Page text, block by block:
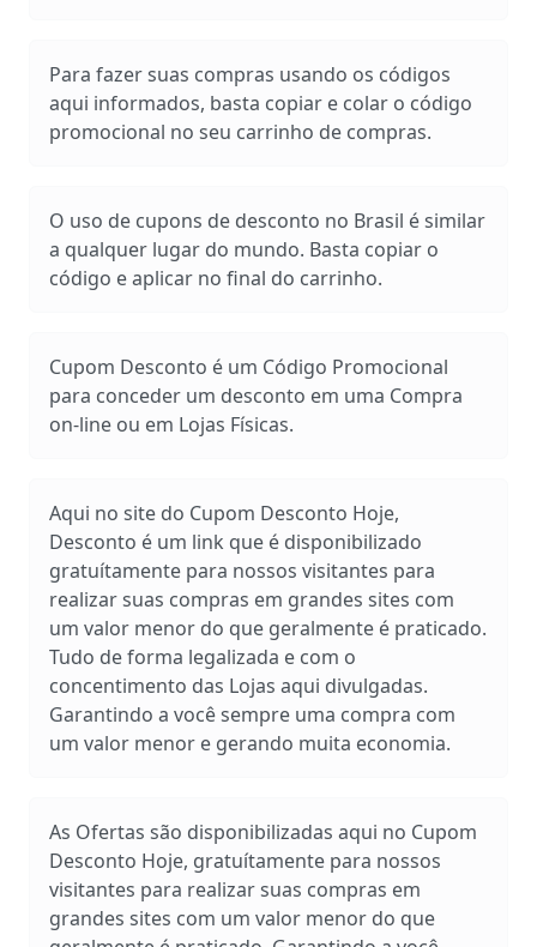
Para fazer suas compras usando os códigos
aqui informados, basta copiar e colar o código
promocional no seu carrinho de compras.
O uso de cupons de desconto no Brasil é similar
a qualquer lugar do mundo. Basta copiar o
código e aplicar no final do carrinho.
Cupom Desconto é um Código Promocional
para conceder um desconto em uma Compra
on-line ou em Lojas Físicas.
Aqui no site do Cupom Desconto Hoje,
Desconto é um link que é disponibilizado
gratuítamente para nossos visitantes para
realizar suas compras em grandes sites com
um valor menor do que geralmente é praticado.
Tudo de forma legalizada e com o
concentimento das Lojas aqui divulgadas.
Garantindo a você sempre uma compra com
um valor menor e gerando muita economia.
As Ofertas são disponibilizadas aqui no Cupom
Desconto Hoje, gratuítamente para nossos
visitantes para realizar suas compras em
grandes sites com um valor menor do que